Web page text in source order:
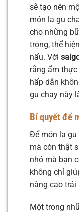
sẽ tạo nên
món la gu
cho những
trọng, thể
nấu. Với
rằng ẩm
hấp dẫn
gu chay này
Bí quyết để
Để món la gu
mà còn thật
nhỏ mà bạn
không chỉ
nâng cao trải
Một trong